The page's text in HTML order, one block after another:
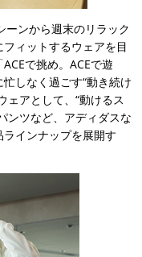
ーンから週末のリラック
ィットするウェアを目
で挑め。ACEで遊
しなく過ごす“動き続け
ェアとして、“動けるス
ンツなど、アディダスな
インナップを展開す